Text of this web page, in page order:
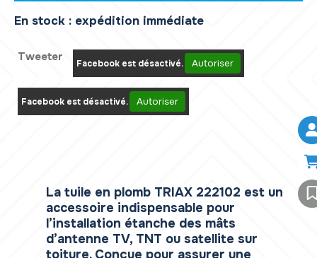
En stock : expédition immédiate
Tweeter Facebook est désactivé. Autoriser
Facebook est désactivé. Autoriser
La tuile en plomb TRIAX 222102 est un
accessoire indispensable pour
l’installation étanche des mâts
d’antenne TV, TNT ou satellite sur
toiture. Conçue pour assurer une